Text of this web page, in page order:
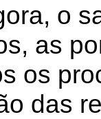
o
as
os
das